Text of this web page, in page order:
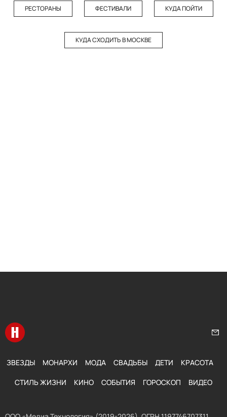
РЕСТОРАНЫ ФЕСТИВАЛИ КУДА ПОЙТИ
КУДА СХОДИТЬ В МОСКВЕ
Перейти на главную
ЗВЕЗДЫ МОНАРХИ МОДА СВАДЬБЫ ДЕТИ КРАСОТА
СТИЛЬ ЖИЗНИ КИНО СОБЫТИЯ ГОРОСКОП ВИДЕО